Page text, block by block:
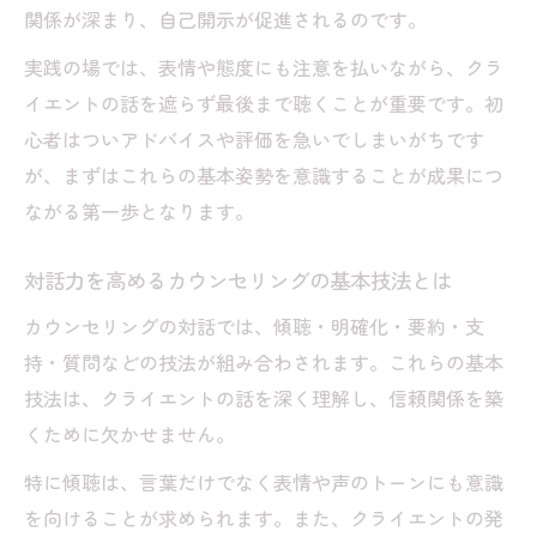
関係が深まり、自己開示が促進されるのです。
実践の場では、表情や態度にも注意を払いながら、クラ
イエントの話を遮らず最後まで聴くことが重要です。初
心者はついアドバイスや評価を急いでしまいがちです
が、まずはこれらの基本姿勢を意識することが成果につ
ながる第一歩となります。
対話力を高めるカウンセリングの基本技法とは
カウンセリングの対話では、傾聴・明確化・要約・支
持・質問などの技法が組み合わされます。これらの基本
技法は、クライエントの話を深く理解し、信頼関係を築
くために欠かせません。
特に傾聴は、言葉だけでなく表情や声のトーンにも意識
を向けることが求められます。また、クライエントの発